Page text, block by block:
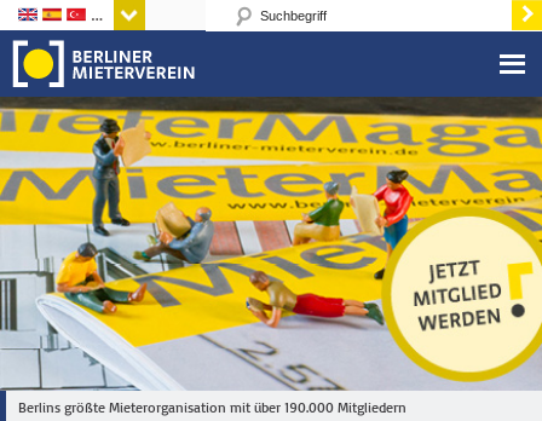
Sprachen
Berlins größte Mieterorganisation mit über 190.000 Mitgliedern